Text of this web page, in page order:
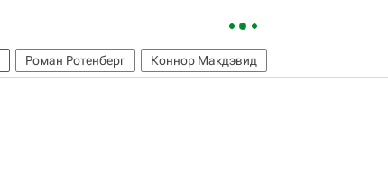
Роман Ротенберг Коннор Макдэвид